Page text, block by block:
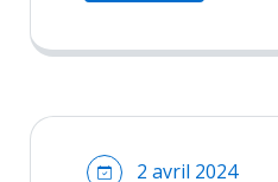
2 avril 2024